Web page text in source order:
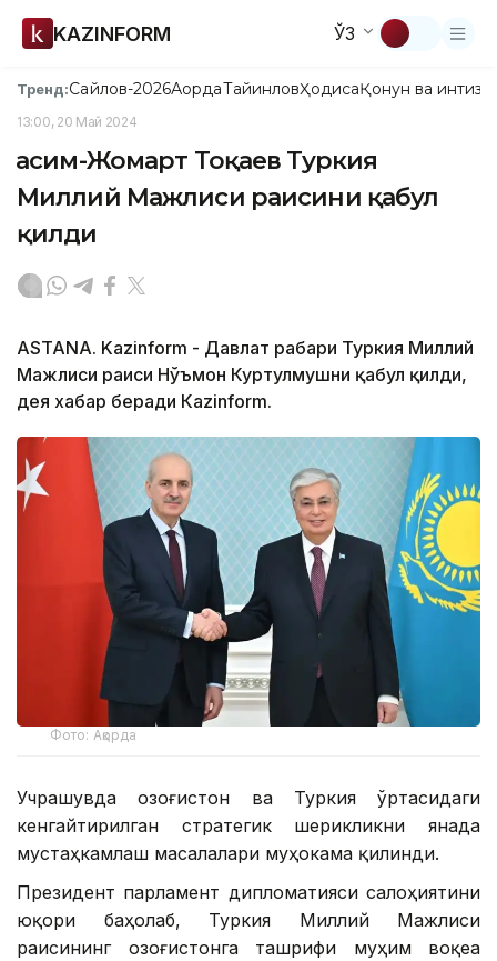
KAZINFORM ЎЗ
Тренд:Сайлов-2026АқордаТайинловҲодисаҚонун ва
13:00, 20 Май 2024
Қасим-Жомарт Тоқаев Туркия
Миллий Мажлиси раисини қабул
қилди
ASTANA. Kazinform - Давлат раҳбари Туркия Миллий
Мажлиси раиси Нўъмон Куртулмушни қабул қилди,
дея хабар беради Каzinform.
Фото: Ақорда
Учрашувда Қозоғистон ва Туркия ўртасидаги
кенгайтирилган стратегик шерикликни янада
мустаҳкамлаш масалалари муҳокама қилинди.
Президент парламент дипломатияси салоҳиятини
юқори баҳолаб, Туркия Миллий Мажлиси
раисининг Қозоғистонга ташрифи муҳим воқеа